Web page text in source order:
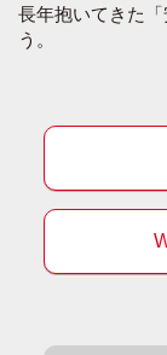
長年抱いてきた
う。